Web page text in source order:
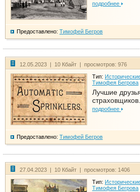
подробнее
Предоставлено: Тимофей Бегров
12.05.2023 | 10 Кбайт | просмотров: 976
Тип:
Тимофея Бегрова
Лучшие
подробнее
Предоставлено: Тимофей Бегров
27.04.2023 | 10 Кбайт | просмотров: 1406
Тип:
Тимофея Бегрова